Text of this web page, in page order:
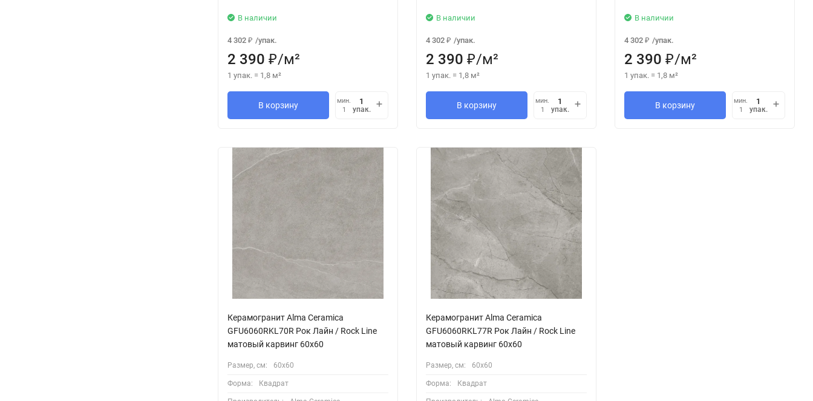
В наличии
4 302 ₽ /упак.
2 390 ₽/м²
1 упак. = 1,8 м²
В корзину
мин.
1
упак.
В наличии
4 302 ₽ /упак.
2 390 ₽/м²
1 упак. = 1,8 м²
В корзину
мин.
1
упак.
В наличии
4 302 ₽ /упак.
2 390 ₽/м²
1 упак. = 1,8 м²
В корзину
мин.
1
упак.
Керамогранит Alma Ceramica
GFU6060RKL70R Рок Лайн / Rock Line
матовый карвинг 60x60
Размер, см: 60х60
Форма: Квадрат
Керамогранит Alma Ceramica
GFU6060RKL77R Рок Лайн / Rock Line
матовый карвинг 60x60
Размер, см: 60х60
Форма: Квадрат